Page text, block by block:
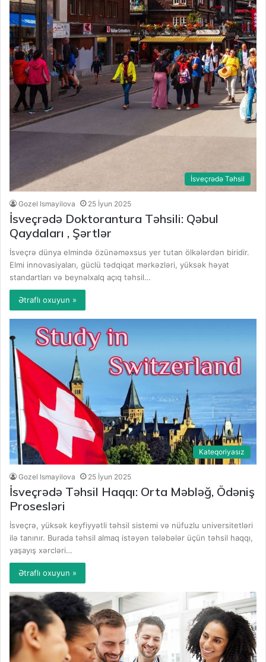
İsveçrədə Təhsil
Gozel Ismayilova 25 İyun 2025
İsveçrədə Doktorantura Təhsili: Qəbul
Qaydaları , Şərtlər
İsveçrə dünya elmində özünəməxsus yer tutan ölkələrdən biridir.
Elmi innovasiyaları, güclü tədqiqat mərkəzləri, yüksək həyat
standartları və beynəlxalq açıq təhsil…
Ətraflı oxuyun »
Kateqoriyasız
Gozel Ismayilova 25 İyun 2025
İsveçrədə Təhsil Haqqı: Orta Məbləğ, Ödəniş
Prosesləri
İsveçrə, yüksək keyfiyyətli təhsil sistemi və nüfuzlu universitetləri
ilə tanınır. Burada təhsil almaq istəyən tələbələr üçün təhsil haqqı,
yaşayış xərcləri…
Ətraflı oxuyun »